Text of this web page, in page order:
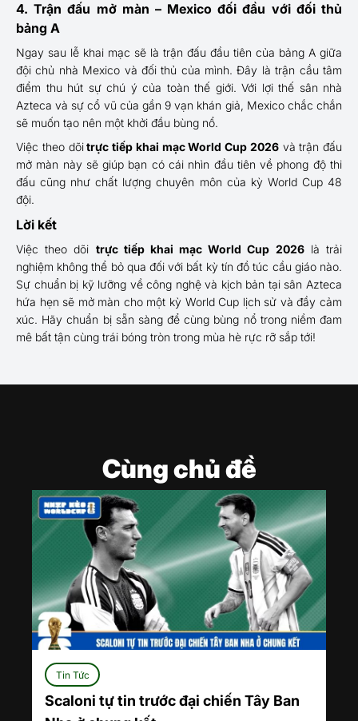
4. Trận đấu mở màn – Mexico đối đầu với đối thủ
bảng A
Ngay sau lễ khai mạc sẽ là trận đấu đầu tiên của bảng A giữa
đội chủ nhà Mexico và đối thủ của mình. Đây là trận cầu tâm
điểm thu hút sự chú ý của toàn thế giới. Với lợi thế sân nhà
Azteca và sự cổ vũ của gần 9 vạn khán giả, Mexico chắc chắn
sẽ muốn tạo nên một khởi đầu bùng nổ.
Việc theo dõitrực tiếp khai mạc World Cup 2026và trận đấu
mở màn này sẽ giúp bạn có cái nhìn đầu tiên về phong độ thi
đấu cũng như chất lượng chuyên môn của kỳ World Cup 48
đội.
Lời kết
Việc theo dõi trực tiếp khai mạc World Cup 2026là trải
nghiệm không thể bỏ qua đối với bất kỳ tín đồ túc cầu giáo nào.
Sự chuẩn bị kỹ lưỡng về công nghệ và kịch bản tại sân Azteca
hứa hẹn sẽ mở màn cho một kỳ World Cup lịch sử và đầy cảm
xúc. Hãy chuẩn bị sẵn sàng để cùng bùng nổ trong niềm đam
mê bất tận cùng trái bóng tròn trong mùa hè rực rỡ sắp tới!
Cùng chủ đề
Tin Tức
Scaloni tự tin trước đại chiến Tây Ban